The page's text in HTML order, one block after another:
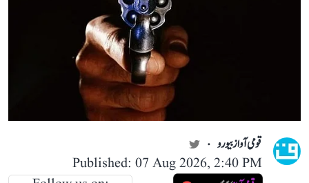
قومی آواز بیورو
Published: 07 Aug 2026, 2:40 PM